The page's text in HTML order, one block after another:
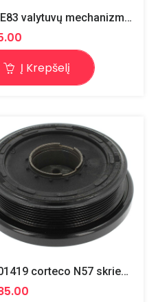
E46 E83 valytuvų mechanizmas
Į Krepšelį
80001419 corteco N57 skriemulys alk.veleno